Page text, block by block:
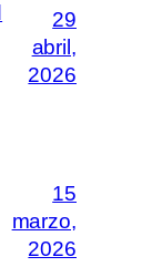
29
abril,
2026
15
marzo,
2026